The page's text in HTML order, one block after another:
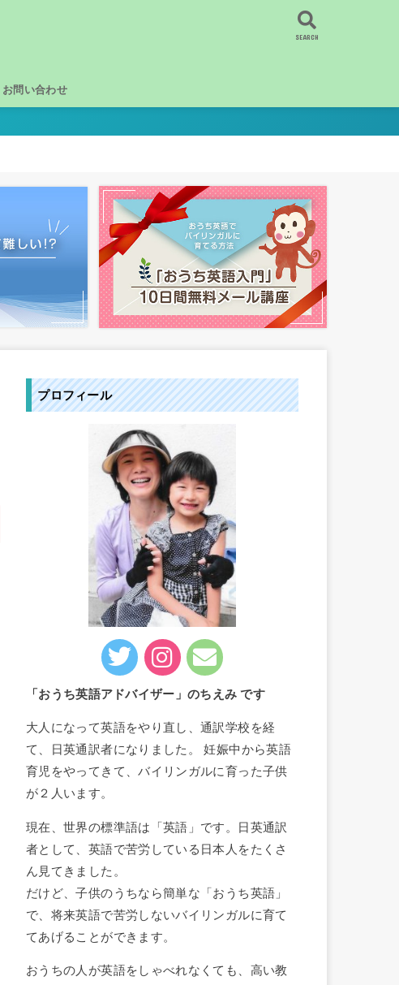
お問い合わせ
SEARCH
プロフィール
「おうち英語アドバイザー」のちえみ です
大人になって英語をやり直し、通訳学校を経
て、日英通訳者になりました。 妊娠中から英語
育児をやってきて、バイリンガルに育った子供
が２人います。
現在、世界の標準語は「英語」です。日英通訳
者として、英語で苦労している日本人をたくさ
ん見てきました。
だけど、子供のうちなら簡単な「おうち英語」
で、将来英語で苦労しないバイリンガルに育て
てあげることができます。
おうちの人が英語をしゃべれなくても、高い教